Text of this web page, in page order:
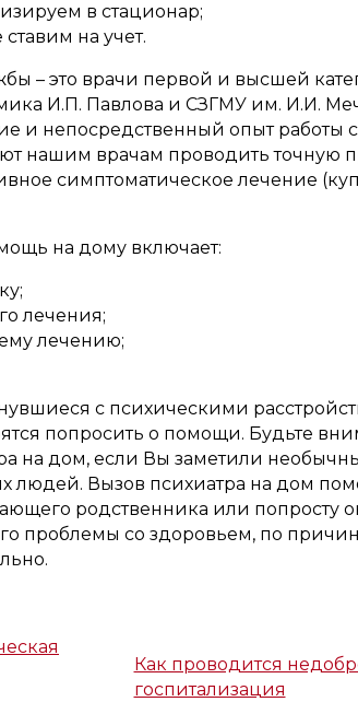
в стационар;
на учет.
– это врачи первой и высшей
И.П. Павлова и СЗГМУ им. И.И.
и непосредственный опыт работы
нашим врачам проводить точную
симптоматическое лечение
на дому включает:
лечения;
лечению;
с психическими
попросить о помощи. Будьте
на дом, если Вы заметили
людей. Вызов психиатра на дом
родственника или попросту
проблемы со здоровьем, по
Как проводится
госпитализация